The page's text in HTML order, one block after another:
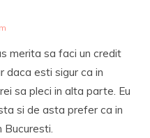
merita sa faci un credit
daca esti sigur ca in
sa pleci in alta parte. Eu
si de asta prefer ca in
Bucuresti.